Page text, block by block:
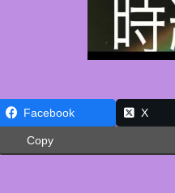
Facebook X
Copy